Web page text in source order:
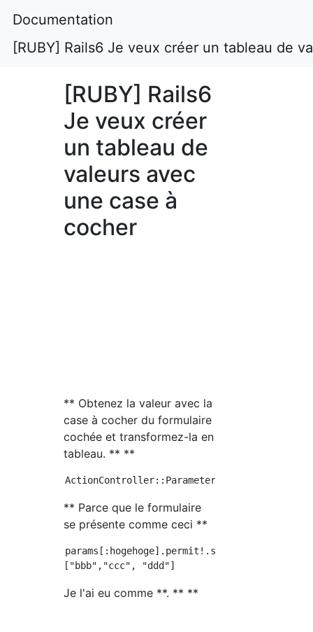
Documentation
[RUBY] Rails6 Je veux créer un tableau de
[RUBY] Rails6
Je veux créer
un tableau de
valeurs avec
une case à
cocher
** Obtenez la valeur avec la
case à cocher du formulaire
cochée et transformez-la en
tableau. ** **
** Parce que le formulaire
se présente comme ceci **
params[:hogehoge].permit!.select { |key,
Je l'ai eu comme **. ** **